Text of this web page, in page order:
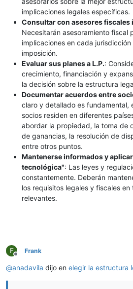
implicaciones legales específicas.
Consultar con asesores fiscales
Necesitarán asesoramiento fiscal
implicaciones en cada
imposición.
Evaluar sus planes a L.P.:
crecimiento, financiación y
la decisión sobre la estructura
Documentar acuerdos entre
claro y detallado es fundamental,
socios residen en diferentes
abordar la propiedad, la toma de
de ganancias, la resolución de
entre otros puntos.
Mantenerse informados y
tecnológica": Las leyes y
constantemente. Deberán
los requisitos legales y fiscales
relevantes.
F
Desconectado
Frank
@anadavila dijo en elegir la estructura